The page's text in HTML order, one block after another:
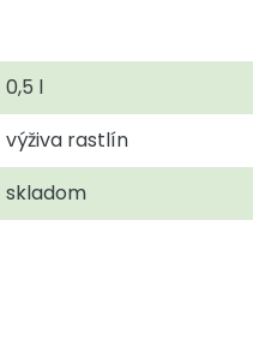
0,5 l
výživa rastlín
skladom